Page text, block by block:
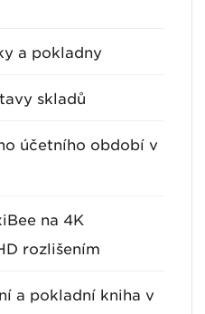
a pokladny
skladů
účetního období v
na 4K
rozlišením
a pokladní kniha v